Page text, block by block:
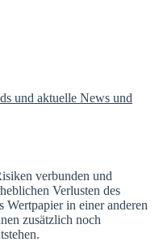
verbunden und
Verlusten des
Wertpapier in einer anderen
zusätzlich noch